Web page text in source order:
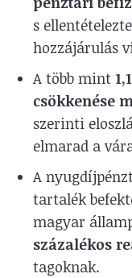
s
hozzájárulás
A több mint
csökkenése
szerinti
elmarad a
A
tartalék
magyar
százalékos
tagoknak.